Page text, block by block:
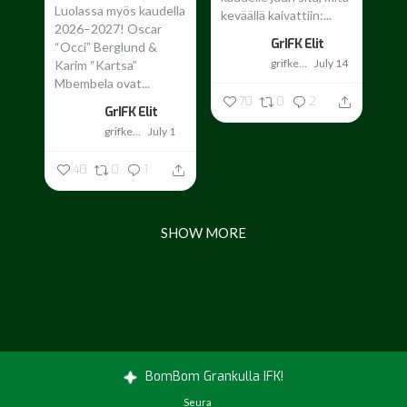
keväällä kaivattiin:...
GrIFK Elit
July 14
70 0 2
Luolassa myös kaudella
2026–2027! Oscar
“Occi” Berglund &
Karim “Kartsa”
Mbembela ovat...
GrIFK Elit
July 1
40 0 1
SHOW MORE
BomBom Grankulla IFK!
Seura